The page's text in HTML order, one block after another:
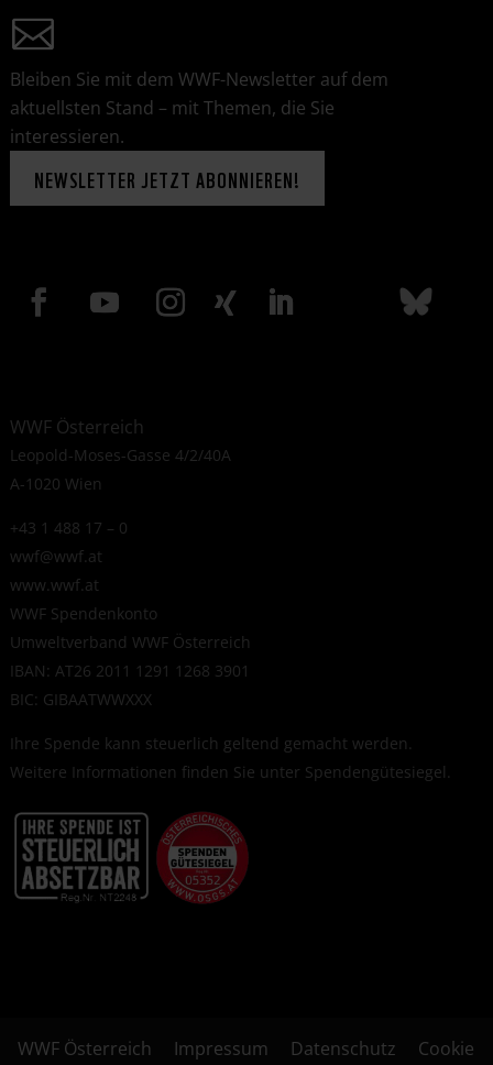
Bleiben Sie mit dem WWF-Newsletter auf dem
aktuellsten Stand – mit Themen, die Sie
interessieren.
NEWSLETTER JETZT ABONNIEREN!
WWF Österreich
Leopold-Moses-Gasse 4/2/40A
A-1020 Wien
+43 1 488 17 – 0
wwf@wwf.at
www.wwf.at
WWF Spendenkonto
Umweltverband WWF Österreich
IBAN: AT26 2011 1291 1268 3901
BIC: GIBAATWWXXX
Ihre Spende kann steuerlich geltend gemacht werden.
Weitere Informationen finden Sie unter Spendengütesiegel.
WWF Österreich Impressum Datenschutz Cookie